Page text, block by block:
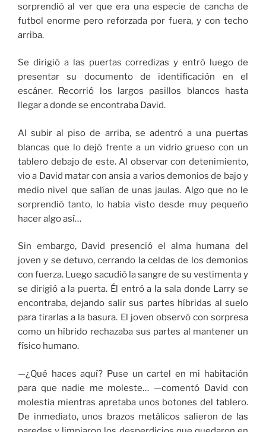
sorprendió al ver que era una especie de cancha de
futbol enorme pero reforzada por fuera, y con techo
arriba.
Se dirigió a las puertas corredizas y entró luego de
presentar su documento de identificación en el
escáner. Recorrió los largos pasillos blancos hasta
llegar a donde se encontraba David.
Al subir al piso de arriba, se adentró a una puertas
blancas que lo dejó frente a un vidrio grueso con un
tablero debajo de este. Al observar con detenimiento,
vio a David matar con ansia a varios demonios de bajo y
medio nivel que salían de unas jaulas. Algo que no le
sorprendió tanto, lo había visto desde muy pequeño
hacer algo así…
Sin embargo, David presenció el alma humana del
joven y se detuvo, cerrando la celdas de los demonios
con fuerza. Luego sacudió la sangre de su vestimenta y
se dirigió a la puerta. Él entró a la sala donde Larry se
encontraba, dejando salir sus partes híbridas al suelo
para tirarlas a la basura. El joven observó con sorpresa
como un híbrido rechazaba sus partes al mantener un
físico humano.
—¿Qué haces aquí? Puse un cartel en mi habitación
para que nadie me moleste… —comentó David con
molestia mientras apretaba unos botones del tablero.
De inmediato, unos brazos metálicos salieron de las